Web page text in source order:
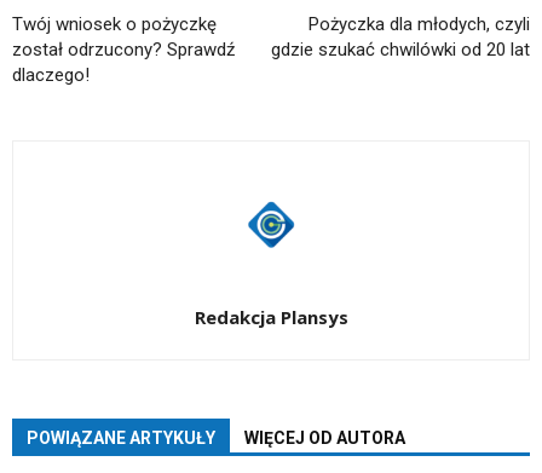
Twój wniosek o pożyczkę
został odrzucony? Sprawdź
dlaczego!
Pożyczka dla młodych, czyli
gdzie szukać chwilówki od 20 lat
Redakcja Plansys
POWIĄZANE ARTYKUŁY WIĘCEJ OD AUTORA